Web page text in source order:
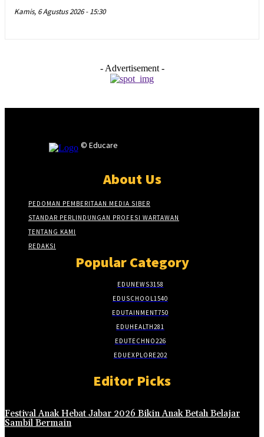
Kamis, 6 Agustus 2026 - 15:30
- Advertisement -
© Educare
About Us
PEDOMAN PEMBERITAAN MEDIA SIBER
STANDAR PERLINDUNGAN PROFESI WARTAWAN
TENTANG KAMI
REDAKSI
Popular Category
EDUNEWS3158
EDUSCHOOL1540
EDUTAINMENT750
EDUHEALTH281
EDUTECHNO226
EDUEXPLORE202
Editor Picks
Festival Anak Hebat Jabar 2026 Bikin Anak Betah Belajar
Sambil Bermain